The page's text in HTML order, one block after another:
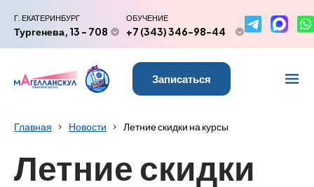
Г. ЕКАТЕРИНБУРГ
Тургенева, 13 - 708
ОБУЧЕНИЕ
+7 (343) 346-98-44
Записаться
Главная Новости Летние скидки на курсы
Летние скидки